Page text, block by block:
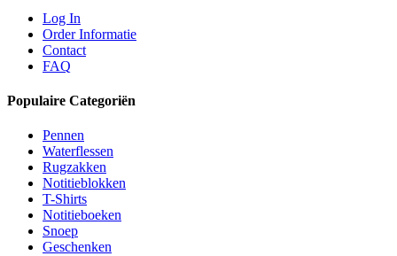
Log In
Order Informatie
Contact
FAQ
Populaire Categoriën
Pennen
Waterflessen
Rugzakken
Notitieblokken
T-Shirts
Notitieboeken
Snoep
Geschenken